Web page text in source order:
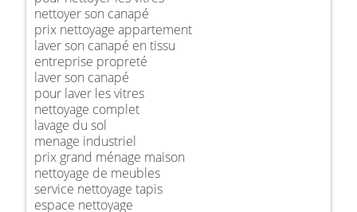
nettoyer son canapé
prix nettoyage appartement
laver son canapé en tissu
entreprise propreté
laver son canapé
pour laver les vitres
nettoyage complet
lavage du sol
menage industriel
prix grand ménage maison
nettoyage de meubles
service nettoyage tapis
espace nettoyage